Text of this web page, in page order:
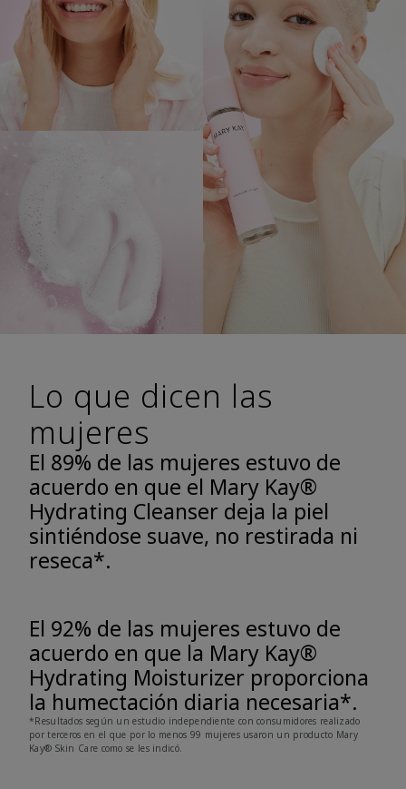
Lo que dicen las
mujeres
El 89% de las mujeres estuvo de
acuerdo en que el Mary Kay®
Hydrating Cleanser deja la piel
sintiéndose suave, no restirada ni
reseca*.
El 92% de las mujeres estuvo de
acuerdo en que la Mary Kay®
Hydrating Moisturizer proporciona
la humectación diaria necesaria*.
*Resultados según un estudio independiente con consumidores realizado
por terceros en el que por lo menos 99 mujeres usaron un producto Mary
Kay® Skin Care como se les indicó.